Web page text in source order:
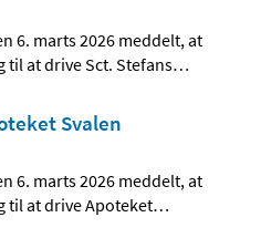
6. marts 2026 meddelt, at
til at drive Sct. Stefans…
Svalen
6. marts 2026 meddelt, at
til at drive Apoteket…